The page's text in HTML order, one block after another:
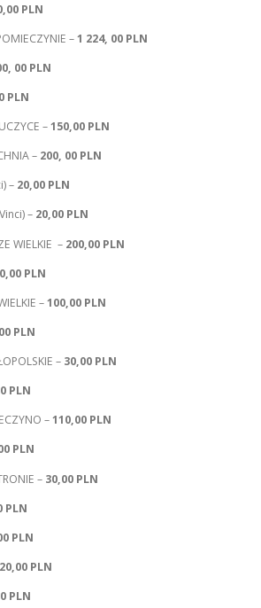
PLN
–1 224, 00 PLN
00 PLN
PLN
–150,00 PLN
– 200, 00 PLN
– 20,00 PLN
– 20,00 PLN
WIELKIE – 200,00 PLN
PLN
–100,00 PLN
PLN
– 30,00 PLN
PLN
–110,00 PLN
PLN
– 30,00 PLN
PLN
PLN
20,00 PLN
PLN